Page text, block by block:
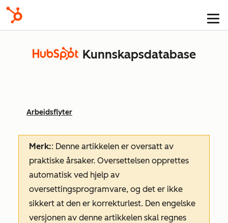
Kunnskapsdatabase
Arbeidsflyter
Merk:: Denne artikkelen er oversatt av
praktiske årsaker. Oversettelsen opprettes
automatisk ved hjelp av
oversettingsprogramvare, og det er ikke
sikkert at den er korrekturlest. Den engelske
versjonen av denne artikkelen skal regnes